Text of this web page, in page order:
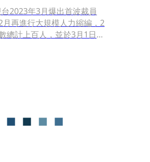
台2023年3月爆出首波裁員
月再進行大規模人力縮編，2
總計上百人，並於3月1日生